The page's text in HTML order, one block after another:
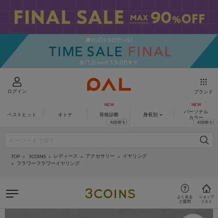
ログイン ブランド
ベストヒット オトナ 骨格診断 身長別
パーソナル
カラー
TOP 3COINS レディース アクセサリー
イヤリング
フラワーフラワーイヤリング